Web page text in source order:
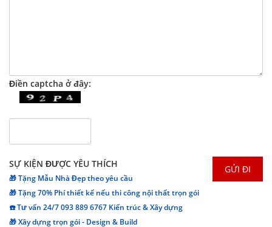
Điền captcha ở đây:
SỰ KIỆN ĐƯỢC YÊU THÍCH
🎁 Tặng Mẫu Nhà Đẹp theo yêu cầu
🎁 Tặng 70% Phí thiết kế nếu thi công nội thất trọn gói
☎️ Tư vấn 24/7 093 889 6767 Kiến trúc & Xây dựng
🎁 Xây dựng trọn gói - Design & Build